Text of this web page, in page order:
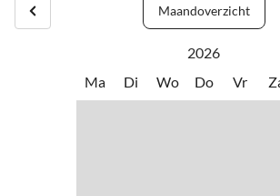
een ideale vakantiebestemming voor de hele
Mals en zijn omgeving bezorgen de
nieuwe ervaringen. Liefhebbers van kunst
over de waardevolle, nog goed bewaarde
Lindau-Arlberg-Landeck-Reschenpas-Mals
Maandoverzicht
2026
Ma
Di Wo Do Vr